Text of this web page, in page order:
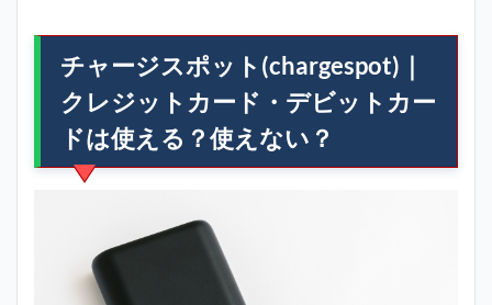
チャージスポット(chargespot)｜
クレジットカード・デビットカー
ドは使える？使えない？